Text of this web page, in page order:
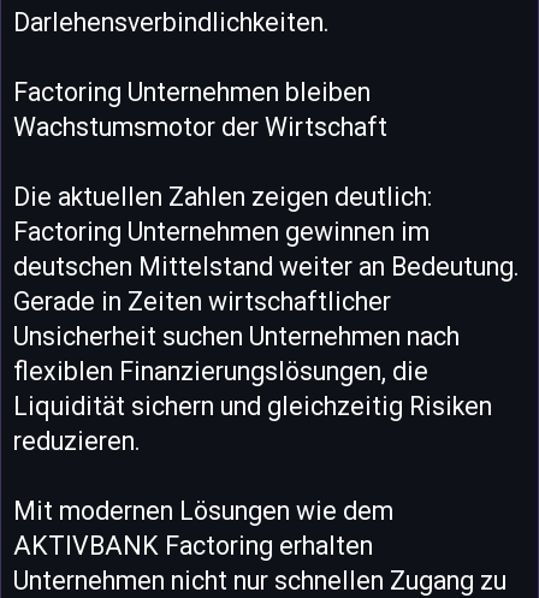
Darlehensverbindlichkeiten.
Factoring Unternehmen bleiben
Wachstumsmotor der Wirtschaft
Die aktuellen Zahlen zeigen deutlich:
Factoring Unternehmen gewinnen im
deutschen Mittelstand weiter an Bedeutung.
Gerade in Zeiten wirtschaftlicher
Unsicherheit suchen Unternehmen nach
flexiblen Finanzierungslösungen, die
Liquidität sichern und gleichzeitig Risiken
reduzieren.
Mit modernen Lösungen wie dem
AKTIVBANK Factoring erhalten
Unternehmen nicht nur schnellen Zugang zu